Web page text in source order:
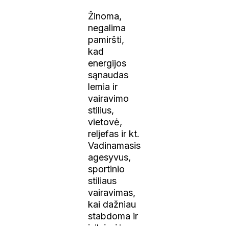
Žinoma,
negalima
pamiršti,
kad
energijos
sąnaudas
lemia ir
vairavimo
stilius,
vietovė,
reljefas ir kt.
Vadinamasis
agesyvus,
sportinio
stiliaus
vairavimas,
kai dažniau
stabdoma ir